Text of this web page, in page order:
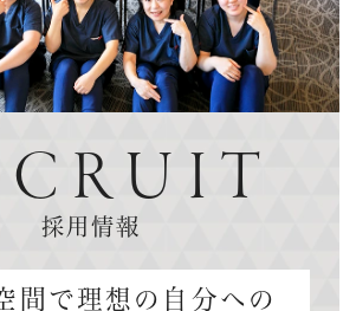
採用情報
間で理想の自分への